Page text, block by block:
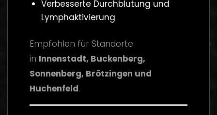
Verbesserte Durchblutung und
Lymphaktivierung
Empfohlen für Standorte
in Innenstadt, Buckenberg,
Sonnenberg, Brötzingen und
Huchenfeld.